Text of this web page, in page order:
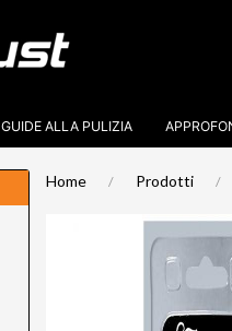
GUIDE ALLA PULIZIA
Home Prodotti